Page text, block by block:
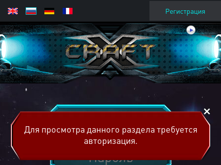
Регистрация
Для просмотра данного раздела требуется
авторизация.